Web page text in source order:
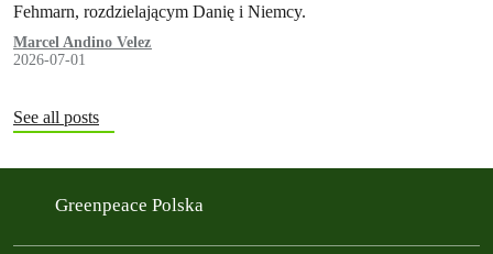
Fehmarn, rozdzielającym Danię i Niemcy.
Marcel Andino Velez
2026-07-01
See all posts
Greenpeace Polska